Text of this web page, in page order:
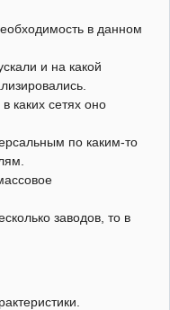
в данном
и на какой
каких сетях оно
по каким-то
заводов, то в